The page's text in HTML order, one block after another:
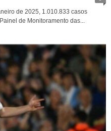
de 2025, 1.010.833 casos
de Monitoramento das...